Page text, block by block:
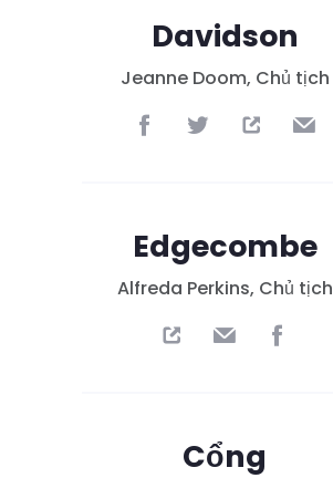
Davidson
Jeanne Doom, Chủ tịch
Edgecombe
Alfreda Perkins, Chủ tịch
Cổng